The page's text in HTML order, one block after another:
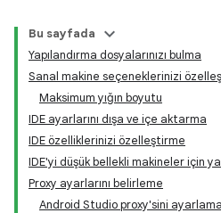
Bu sayfada
Yapılandırma dosyalarınızı bulma
Sanal makine seçeneklerinizi
Maksimum yığın boyutu
IDE ayarlarını dışa ve içe aktarma
IDE özelliklerinizi özelleştirme
IDE'yi düşük bellekli makineler için
Proxy ayarlarını belirleme
Android Studio proxy'sini ayarlama